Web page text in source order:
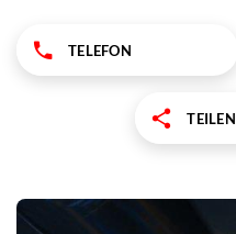
TELEFON
TEILEN